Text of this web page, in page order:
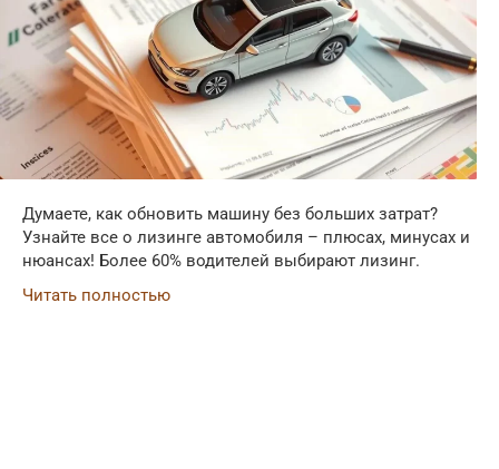
Думаете, как обновить машину без больших затрат?
Узнайте все о лизинге автомобиля – плюсах, минусах и
нюансах! Более 60% водителей выбирают лизинг.
Читать полностью